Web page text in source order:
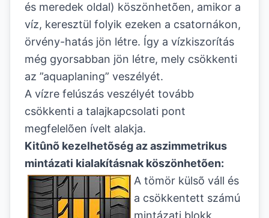
és meredek oldal) köszönhetõen, amikor a
víz, keresztül folyik ezeken a csatornákon,
örvény-hatás jön létre. Így a vízkiszorítás
még gyorsabban jön létre, mely csökkenti
az ”aquaplaning” veszélyét.
A vízre felúszás veszélyét tovább
csökkenti a talajkapcsolati pont
megfelelõen ívelt alakja.
Kitûnõ kezelhetõség az aszimmetrikus
mintázati kialakításnak köszönhetõen:
A tömör külsõ váll és
a csökkentett számú
mintázati blokk